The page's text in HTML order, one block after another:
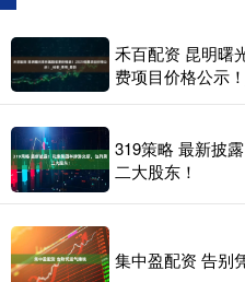
禾百配资 昆明曙
费项目价格公示
319策略 最新披
二大股东！
集中盈配资 告别